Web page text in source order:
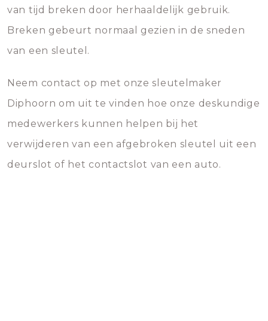
van tijd breken door herhaaldelijk gebruik.
Breken gebeurt normaal gezien in de sneden
van een sleutel.
Neem contact op met onze sleutelmaker
Diphoorn om uit te vinden hoe onze deskundige
medewerkers kunnen helpen bij het
verwijderen van een afgebroken sleutel uit een
deurslot of het contactslot van een auto.